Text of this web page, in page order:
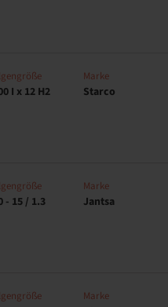
I x 12 H2
Marke
Starco
- 15 / 1.3
Marke
Jantsa
Marke